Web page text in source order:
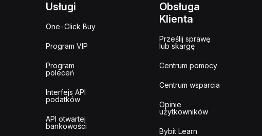
Usługi
One-Click Buy
Program VIP
Program
poleceń
Interfejs API
podatków
API otwartej
bankowości
Obsługa
Klienta
Prześlij sprawę
lub skargę
Centrum pomocy
Centrum wsparcia
Opinie
użytkowników
Bybit Learn